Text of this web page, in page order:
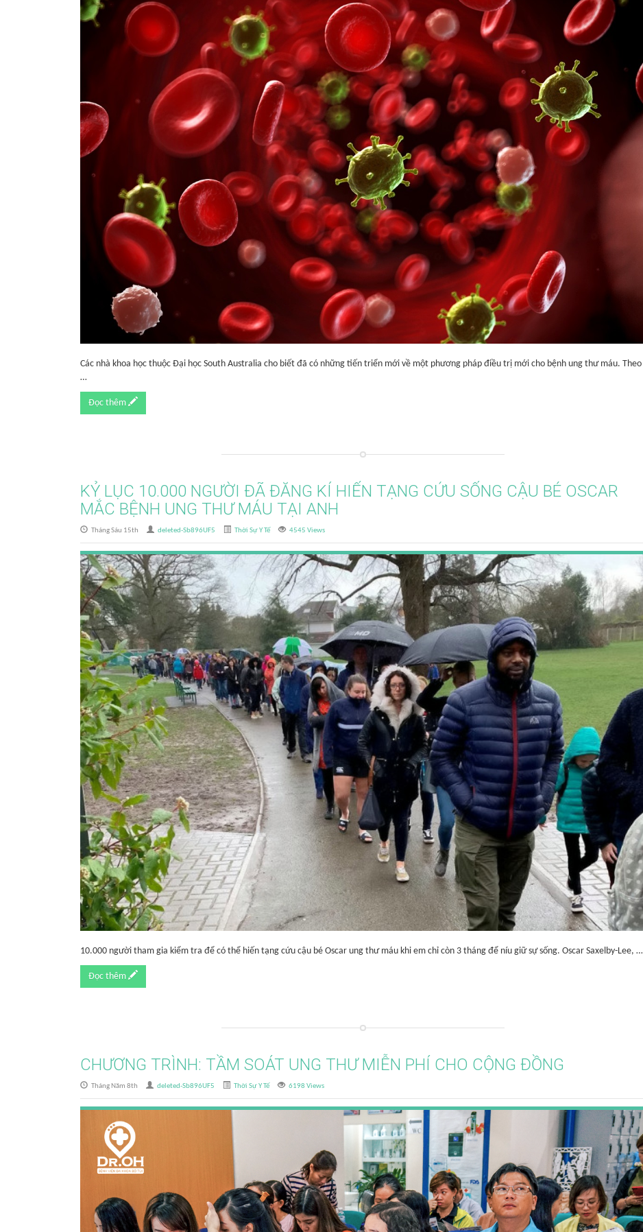
Các nhà khoa học thuộc Đại học South Australia cho biết đã có những tiến triển mới về một phương pháp điều trị mới cho bệnh ung thư máu. Theo
…
Đọc thêm
KỶ LỤC 10.000 NGƯỜI ĐÃ ĐĂNG KÍ HIẾN TẠNG CỨU SỐNG CẬU BÉ OSCAR
MẮC BỆNH UNG THƯ MÁU TẠI ANH
Tháng Sáu 15th deleted-Sb896UF5 Thời Sự Y Tế 4545 Views
10.000 người tham gia kiểm tra để có thể hiến tạng cứu cậu bé Oscar ung thư máu khi em chỉ còn 3 tháng để níu giữ sự sống. Oscar Saxelby-Lee, …
Đọc thêm
CHƯƠNG TRÌNH: TẦM SOÁT UNG THƯ MIỄN PHÍ CHO CỘNG ĐỒNG
Tháng Năm 8th deleted-Sb896UF5 Thời Sự Y Tế 6198 Views